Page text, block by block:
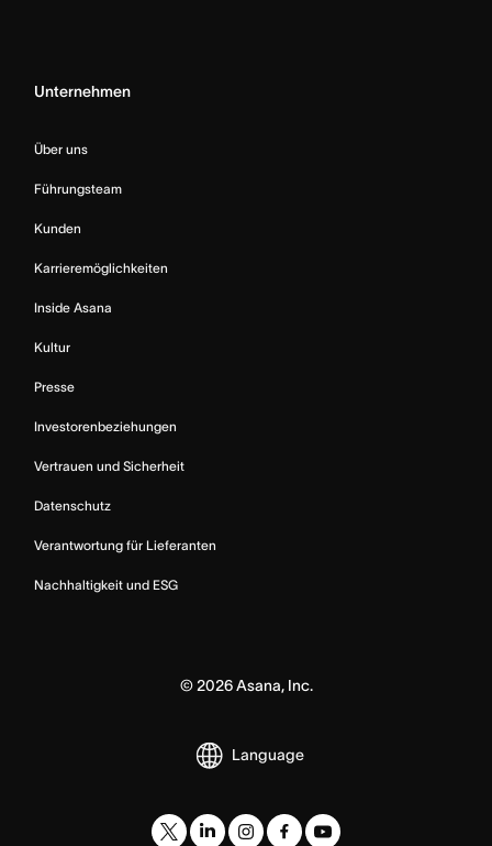
Unternehmen
Über uns
Führungsteam
Kunden
Karrieremöglichkeiten
Inside Asana
Kultur
Presse
Investorenbeziehungen
Vertrauen und Sicherheit
Datenschutz
Verantwortung für Lieferanten
Nachhaltigkeit und ESG
©2026Asana, Inc.
Language